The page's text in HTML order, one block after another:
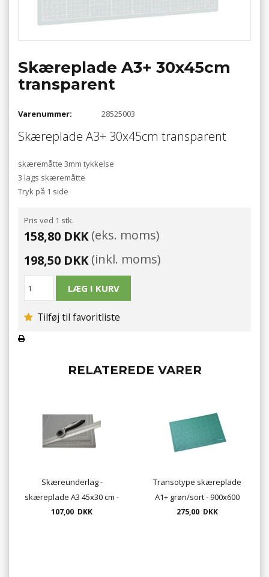
Skæreplade A3+ 30x45cm
transparent
Varenummer: 28525003
Skæreplade A3+ 30x45cm transparent
skæremåtte 3mm tykkelse
3 lags skæremåtte
Tryk på 1 side
Pris ved 1 stk.
158,80 DKK(eks. moms)
198,50 DKK(inkl. moms)
Tilføj til favoritliste
RELATEREDE VARER
Skæreunderlag -
skæreplade A3 45x30 cm -
Tykkelse 3mm - farve grå
107,00 DKK
Transotype skæreplade
A1+ grøn/sort - 900x600
mm
275,00 DKK